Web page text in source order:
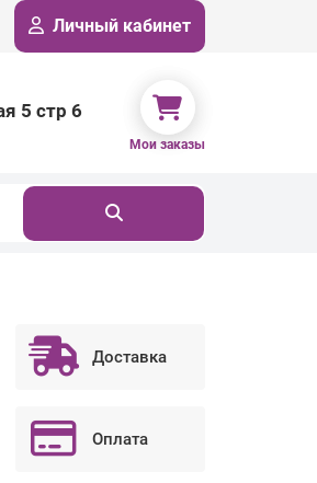
Личный кабинет
5 стр 6
Мои заказы
Доставка
Оплата